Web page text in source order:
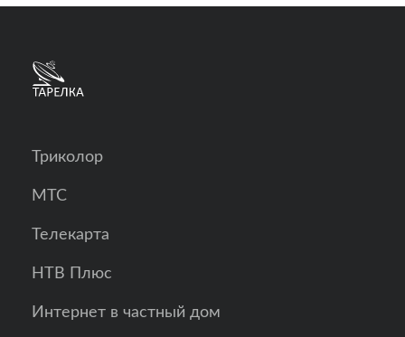
Триколор
МТС
Телекарта
НТВ Плюс
Интернет в частный дом